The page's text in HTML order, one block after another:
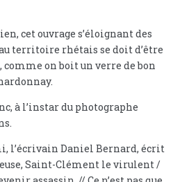
cet ouvrage s’éloignant des
territoire rhétais se doit d’être
on boit un verre de bon
à l’instar du photographe
l’écrivain Daniel Bernard, écrit
Saint-Clément le virulent /